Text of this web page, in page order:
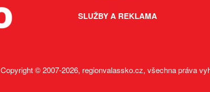
SLUŽBY A REKLAMA
Copyright © 2007-2026, regionvalassko.cz, všechna práva